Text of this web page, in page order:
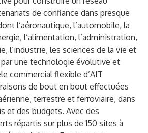
de confiance dans presque
l’aéronautique, l’automobile, la
l’alimentation, l’administration,
l’industrie, les sciences de la vie et
une technologie évolutive et
commercial flexible d’AIT
de bout en bout effectuées
terrestre et ferroviaire, dans
et des budgets. Avec des
répartis sur plus de 150 sites à